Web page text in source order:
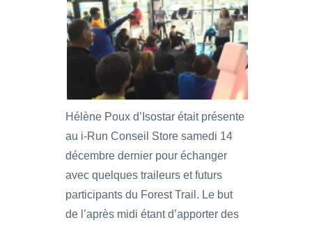
Hélène Poux d’Isostar était présente
au i-Run Conseil Store samedi 14
décembre dernier pour échanger
avec quelques traileurs et futurs
participants du Forest Trail. Le but
de l’après midi étant d’apporter des